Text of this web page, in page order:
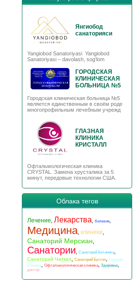
Янгиобод
санаторияси
Yangiobod Sanatoriyasi Yangiobod
Sanatoriyasi – davolash, sog’lom
ГОРОДСКАЯ
КЛИНИЧЕСКАЯ
БОЛЬНИЦА №5
Городская клиническая больница №5
является единственным в своём роде
многопрофильным лечебным учрежд
ГЛАЗНАЯ
КЛИНИКА
КРИСТАЛЛ
Офтальмологическая клиника
CRYSTAL. Замена хрусталика за 5
минут, передовые технологии США.
Облака тегов
Лечение Лекарства болезни
Медицина клиники
Санаторий Мерсиан
Санатории Санаторий Ботаника
Санаторий Чаткал Санаторий Бустон
Глазная
клиника
Офтальмологическая клиника Здоровье
доктор